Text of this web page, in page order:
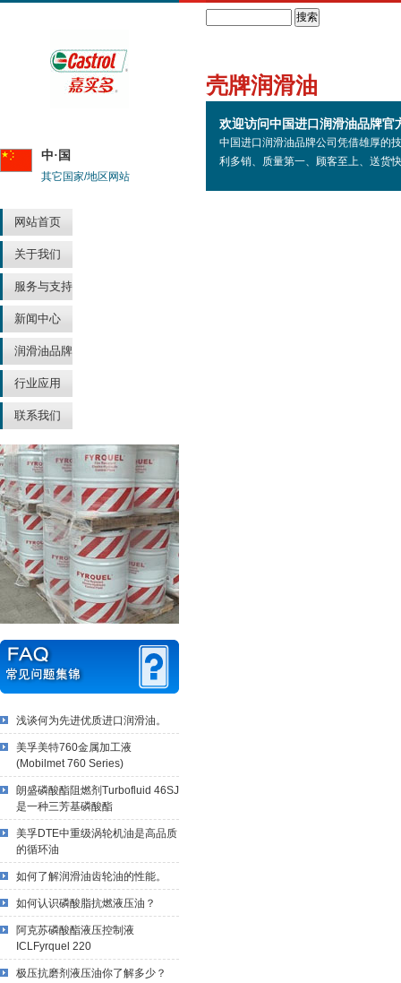
中·国
其它国家/地区网站
网站首页
关于我们
服务与支持
新闻中心
润滑油品牌
行业应用
联系我们
浅谈何为先进优质进口润滑油。
美孚美特760金属加工液
(Mobilmet 760 Series)
朗盛磷酸酯阻燃剂Turbofluid 46SJ
是一种三芳基磷酸酯
美孚DTE中重级涡轮机油是高品质
的循环油
如何了解润滑油齿轮油的性能。
如何认识磷酸脂抗燃液压油？
阿克苏磷酸酯液压控制液
ICLFyrquel 220
极压抗磨剂液压油你了解多少？
壳牌润滑油
欢迎访问中国进口润滑油品牌官
中国进口润滑油品牌公司凭借雄厚的
利多销、质量第一、顾客至上、送货